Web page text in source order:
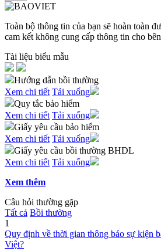
Toàn bộ thông tin của bạn sẽ hoàn toàn
cam kết không cung cấp thông tin cho
Tài liệu biểu mẫu
Hướng dẫn bồi thường
Xem chi tiết Tải xuống
Quy tắc bảo hiểm
Xem chi tiết Tải xuống
Giấy yêu cầu bảo hiểm
Xem chi tiết Tải xuống
Giấy yêu cầu bồi thường BHDL
Xem chi tiết Tải xuống
Xem thêm
Câu hỏi thường gặp
Tất cả Bồi thường
1
Quy định về thời gian thông báo sự kiện
Việt?